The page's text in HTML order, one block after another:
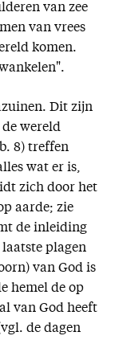
van zee
van vrees
komen.
Dit zijn
wereld
8) treffen
wat er is,
zich door het
aarde; zie
de inleiding
plagen
van God is
hemel de op
van God heeft
de dagen